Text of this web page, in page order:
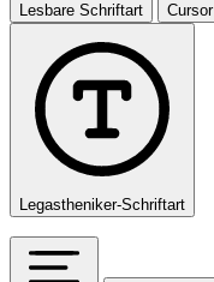
Lesbare Schriftart Cursor
Legastheniker-Schriftart